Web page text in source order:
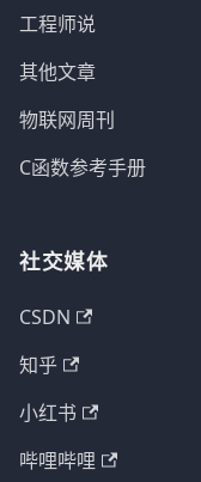
工程师说
其他文章
物联网周刊
C函数参考手册
社交媒体
CSDN
知乎
小红书
哔哩哔哩